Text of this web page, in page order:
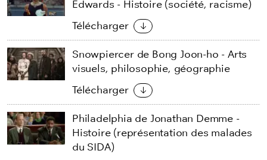
Edwards - Histoire (société, racisme)
Télécharger
Snowpiercer de Bong Joon-ho - Arts
visuels, philosophie, géographie
Télécharger
Philadelphia de Jonathan Demme -
Histoire (représentation des malades
du SIDA)